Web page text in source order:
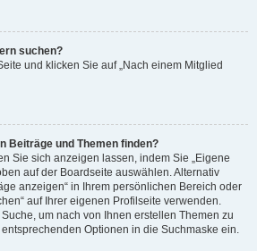
suchen?
und klicken Sie auf „Nach einem Mitglied
Beiträge und Themen finden?
Sie sich anzeigen lassen, indem Sie „Eigene
auf der Boardseite auswählen. Alternativ
anzeigen“ in Ihrem persönlichen Bereich oder
auf Ihrer eigenen Profilseite verwenden.
um nach von Ihnen erstellen Themen zu
Optionen in die Suchmaske ein.